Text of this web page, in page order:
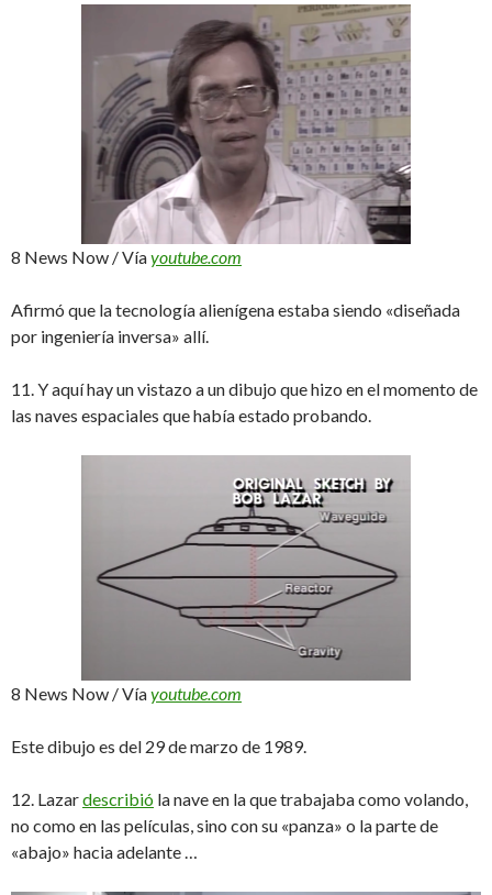
8 News Now / Víayoutube.com
Afirmó que la tecnología alienígena estaba siendo «diseñada
por ingeniería inversa» allí.
11. Y aquí hay un vistazo a un dibujo que hizo en el momento de
las naves espaciales que había estado probando.
8 News Now / Víayoutube.com
Este dibujo es del 29 de marzo de 1989.
12. Lazardescribió la nave en la que trabajaba como volando,
no como en las películas, sino con su «panza» o la parte de
«abajo» hacia adelante …